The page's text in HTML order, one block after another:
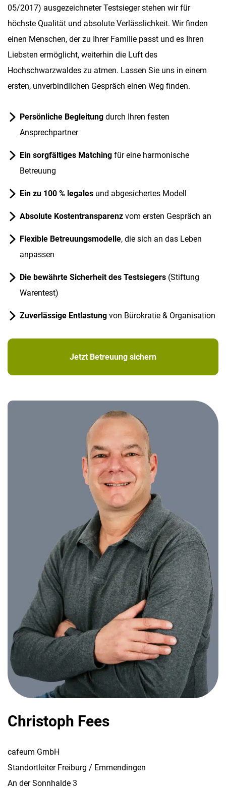
05/2017) ausgezeichneter Testsieger stehen wir für
höchste Qualität und absolute Verlässlichkeit. Wir finden
einen Menschen, der zu Ihrer Familie passt und es Ihren
Liebsten ermöglicht, weiterhin die Luft des
Hochschwarzwaldes zu atmen. Lassen Sie uns in einem
ersten, unverbindlichen Gespräch einen Weg finden.
Persönliche Begleitung durch Ihren festen
Ansprechpartner
Ein sorgfältiges Matching für eine harmonische
Betreuung
Ein zu 100 % legales und abgesichertes Modell
Absolute Kostentransparenz vom ersten Gespräch an
Flexible Betreuungsmodelle, die sich an das Leben
anpassen
Die bewährte Sicherheit des Testsiegers (Stiftung
Warentest)
Zuverlässige Entlastung von Bürokratie & Organisation
Jetzt Betreuung sichern
Christoph Fees
cafeum GmbH
Standortleiter Freiburg / Emmendingen
An der Sonnhalde 3